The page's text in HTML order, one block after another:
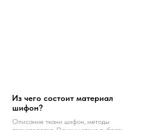
Из чего состоит материал
шифон?
Описание ткани шифон, методы